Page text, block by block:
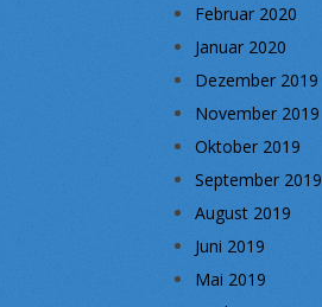
Februar 2020
Januar 2020
Dezember 2019
November 2019
Oktober 2019
September 2019
August 2019
Juni 2019
Mai 2019